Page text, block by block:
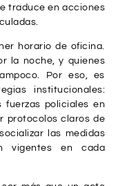
traduce en acciones
horario de oficina.
la noche, y quienes
Por eso, es
institucionales:
policiales en
protocolos claros de
las medidas
vigentes en cada